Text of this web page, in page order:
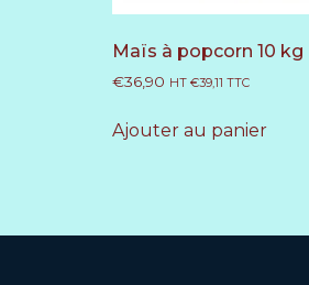
Maïs à popcorn 10 kg
€36,90 HT €39,11 TTC
Ajouter au panier